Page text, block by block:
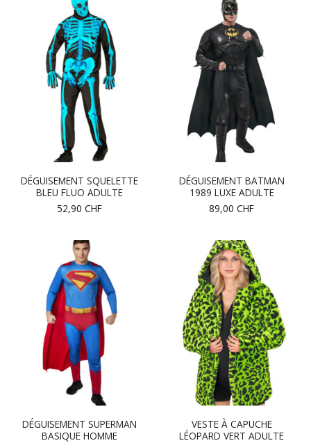
DÉGUISEMENT SQUELETTE
BLEU FLUO ADULTE
52,90 CHF
DÉGUISEMENT BATMAN
1989 LUXE ADULTE
89,00 CHF
DÉGUISEMENT SUPERMAN
BASIQUE HOMME
VESTE À CAPUCHE
LÉOPARD VERT ADULTE